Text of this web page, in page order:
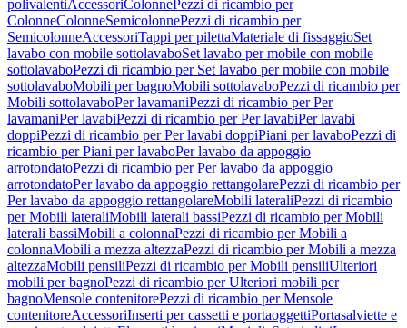
polivalentiAccessoriColonnePezzi di ricambio per
ColonneColonneSemicolonnePezzi di ricambio per
SemicolonneAccessoriTappi per pilettaMateriale di fissaggioSet
lavabo con mobile sottolavaboSet lavabo per mobile con mobile
sottolavaboPezzi di ricambio per Set lavabo per mobile con mobile
sottolavaboMobili per bagnoMobili sottolavaboPezzi di ricambio per
Mobili sottolavaboPer lavamaniPezzi di ricambio per Per
lavamaniPer lavabiPezzi di ricambio per Per lavabiPer lavabi
doppiPezzi di ricambio per Per lavabi doppiPiani per lavaboPezzi di
ricambio per Piani per lavaboPer lavabo da appoggio
arrotondatoPezzi di ricambio per Per lavabo da appoggio
arrotondatoPer lavabo da appoggio rettangolarePezzi di ricambio per
Per lavabo da appoggio rettangolareMobili lateraliPezzi di ricambio
per Mobili lateraliMobili laterali bassiPezzi di ricambio per Mobili
laterali bassiMobili a colonnaPezzi di ricambio per Mobili a
colonnaMobili a mezza altezzaPezzi di ricambio per Mobili a mezza
altezzaMobili pensiliPezzi di ricambio per Mobili pensiliUlteriori
mobili per bagnoPezzi di ricambio per Ulteriori mobili per
bagnoMensole contenitorePezzi di ricambio per Mensole
contenitoreAccessoriInserti per cassetti e portaoggettiPortasalviette e